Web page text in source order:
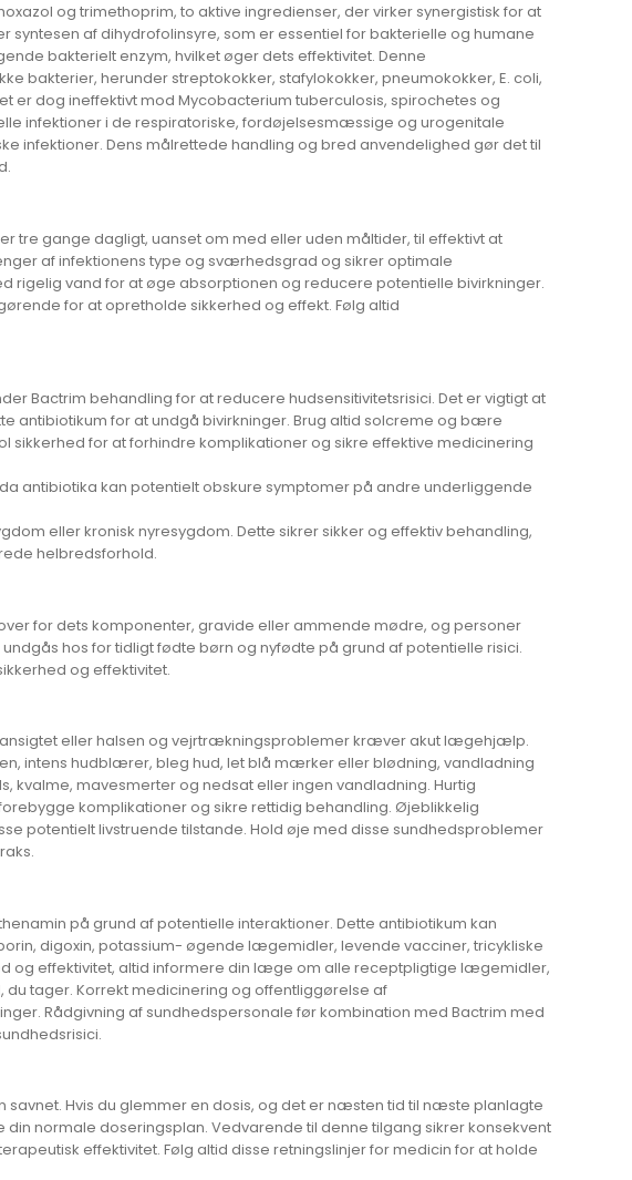
og trimethoprim, to aktive ingredienser, der virker synergistisk for at
af dihydrofolinsyre, som er essentiel for bakterielle og humane
bakterielt enzym, hvilket øger dets effektivitet. Denne
bakterier, herunder streptokokker, stafylokokker, pneumokokker, E. coli,
er dog ineffektivt mod Mycobacterium tuberculosis, spirochetes og
infektioner i de respiratoriske, fordøjelsesmæssige og urogenitale
infektioner. Dens målrettede handling og bred anvendelighed gør det til
tre gange dagligt, uanset om med eller uden måltider, til effektivt at
af infektionens type og sværhedsgrad og sikrer optimale
rigelig vand for at øge absorptionen og reducere potentielle bivirkninger.
for at opretholde sikkerhed og effekt. Følg altid
Bactrim behandling for at reducere hudsensitivitetsrisici. Det er vigtigt at
antibiotikum for at undgå bivirkninger. Brug altid solcreme og bære
sikkerhed for at forhindre komplikationer og sikre effektive medicinering
antibiotika kan potentielt obskure symptomer på andre underliggende
eller kronisk nyresygdom. Dette sikrer sikker og effektiv behandling,
helbredsforhold.
for dets komponenter, gravide eller ammende mødre, og personer
hos for tidligt fødte børn og nyfødte på grund af potentielle risici.
og effektivitet.
eller halsen og vejrtrækningsproblemer kræver akut lægehjælp.
intens hudblærer, bleg hud, let blå mærker eller blødning, vandladning
kvalme, mavesmerter og nedsat eller ingen vandladning. Hurtig
komplikationer og sikre rettidig behandling. Øjeblikkelig
potentielt livstruende tilstande. Hold øje med disse sundhedsproblemer
på grund af potentielle interaktioner. Dette antibiotikum kan
digoxin, potassium- øgende lægemidler, levende vacciner, tricykliske
og effektivitet, altid informere din læge om alle receptpligtige lægemidler,
tager. Korrekt medicinering og offentliggørelse af
Rådgivning af sundhedspersonale før kombination med Bactrim med
Hvis du glemmer en dosis, og det er næsten tid til næste planlagte
normale doseringsplan. Vedvarende til denne tilgang sikrer konsekvent
effektivitet. Følg altid disse retningslinjer for medicin for at holde